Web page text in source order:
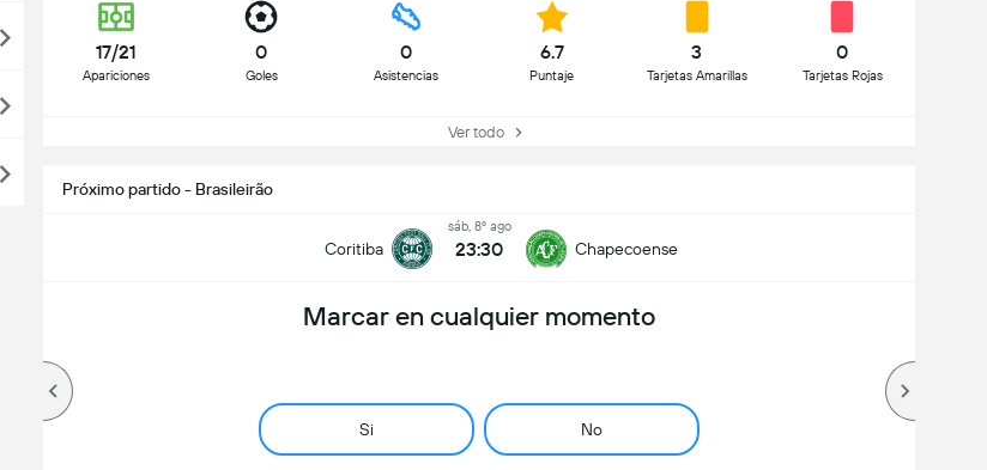
17/21
Apariciones
0
Goles
0
Asistencias
6.7
Puntaje
3
Tarjetas Amarillas
0
Tarjetas Rojas
Ver todo
Próximo partido - Brasileirão
Coritiba
sáb, 8º ago
23:30 Chapecoense
Marcar en cualquier momento
Si No